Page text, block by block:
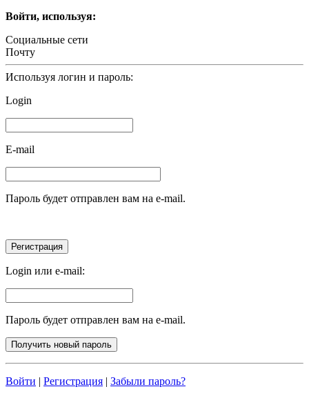
Войти, используя:
Социальные сети
Почту
Используя логин и пароль:
Login
E-mail
Пароль будет отправлен вам на e-mail.
Login или e-mail:
Пароль будет отправлен вам на e-mail.
Войти Регистрация
Забыли пароль?